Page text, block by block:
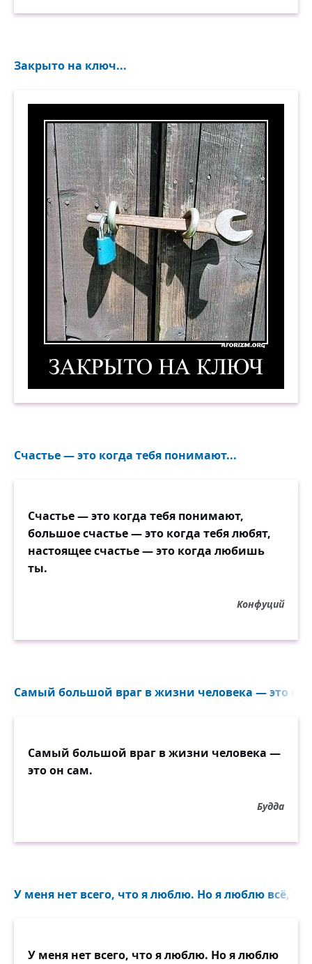
Закрыто на ключ...
Счастье — это когда тебя понимают...
Счастье — это когда тебя понимают,
большое счастье — это когда тебя любят,
настоящее счастье — это когда любишь
ты.
Конфуций
Самый большой враг в жизни человека — это он
Самый большой враг в жизни человека —
это он сам.
Будда
У меня нет всего, что я люблю. Но я люблю всё,
У меня нет всего, что я люблю. Но я люблю